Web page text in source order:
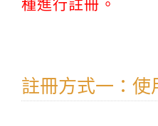
種進行註冊。
註冊方式一：使